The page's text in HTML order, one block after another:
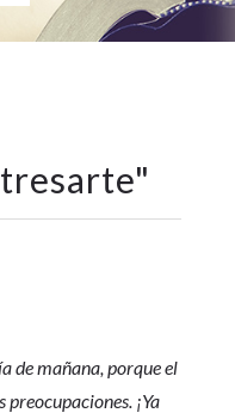
"
de mañana, porque el
¡Ya